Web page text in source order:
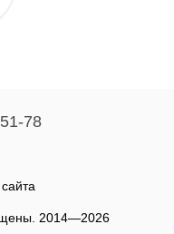
78
2014—2026